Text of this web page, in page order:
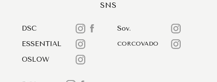
SNS
DSC
Sov.
ESSENTIAL
CORCOVADO
OSLOW